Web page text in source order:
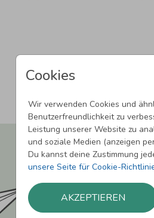
Cookies
Wir verwenden Cookies und
Benutzerfreundlichkeit zu
Leistung unserer Website zu
und soziale Medien (anzeigen
Du kannst deine Zustimmung
unsere Seite für Cookie-
AKZEPTIEREN
Newsletter
Melde Dich zu